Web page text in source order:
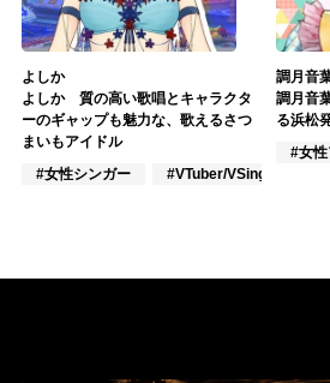
よしか
よしか 質の高い歌唱とキャラクタ
ーのギャップも魅力な、歌えるさつ
まいもアイドル
#女性シンガー
#VTuber/VSinger
調月音
調月音
る浜松
#女